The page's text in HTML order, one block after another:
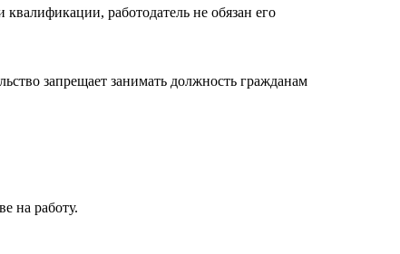
работодатель не обязан его
запрещает занимать должность гражданам
на работу.